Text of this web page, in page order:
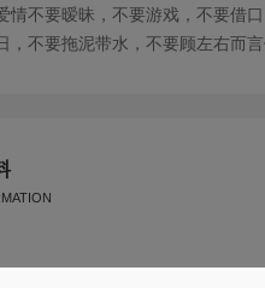
情不要暧昧，不要游戏，不要借
，不要拖泥带水，不要顾左右而